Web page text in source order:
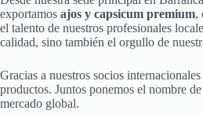
exportamos ajos y capsicum premium,
el talento de nuestros profesionales
calidad, sino también el orgullo de
Gracias a nuestros socios
productos. Juntos ponemos el nombre
mercado global.